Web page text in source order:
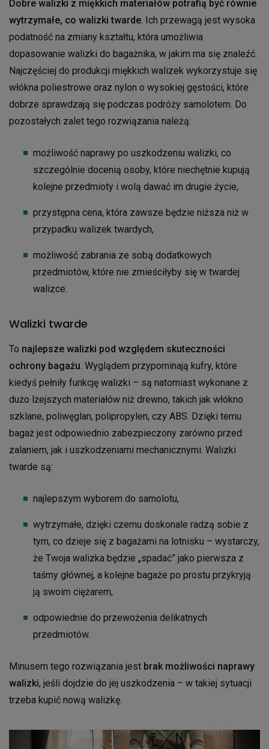
Dobre walizki z miękkich materiałów potrafią być równie
wytrzymałe, co walizki twarde. Ich przewagą jest wysoka
podatność na zmiany kształtu, która umożliwia
dopasowanie walizki do bagażnika, w jakim ma się znaleźć.
Najczęściej do produkcji miękkich walizek wykorzystuje się
włókna poliestrowe oraz nylon o wysokiej gęstości, które
dobrze sprawdzają się podczas podróży samolotem. Do
pozostałych zalet tego rozwiązania należą:
możliwość naprawy po uszkodzeniu walizki, co
szczególnie docenią osoby, które niechętnie kupują
kolejne przedmioty i wolą dawać im drugie życie,
przystępna cena, która zawsze będzie niższa niż w
przypadku walizek twardych,
możliwość zabrania ze sobą dodatkowych
przedmiotów, które nie zmieściłyby się w twardej
walizce.
Walizki twarde
To najlepsze walizki pod względem skuteczności
ochrony bagażu. Wyglądem przypominają kufry, które
kiedyś pełniły funkcję walizki – są natomiast wykonane z
dużo lżejszych materiałów niż drewno, takich jak włókno
szklane, poliwęglan, polipropylen, czy ABS. Dzięki temu
bagaż jest odpowiednio zabezpieczony zarówno przed
zalaniem, jak i uszkodzeniami mechanicznymi. Walizki
twarde są:
najlepszym wyborem do samolotu,
wytrzymałe, dzięki czemu doskonale radzą sobie z
tym, co dzieje się z bagażami na lotnisku – wystarczy,
że Twoja walizka będzie „spadać” jako pierwsza z
taśmy głównej, a kolejne bagaże po prostu przykryją
ją swoim ciężarem,
odpowiednie do przewożenia delikatnych
przedmiotów.
Minusem tego rozwiązania jest brak możliwości naprawy
walizki, jeśli dojdzie do jej uszkodzenia – w takiej sytuacji
trzeba kupić nową walizkę.